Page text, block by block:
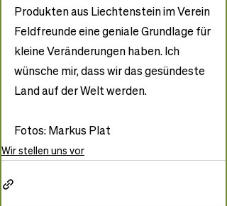
Produkten aus Liechtenstein im Verein
Feldfreunde eine geniale Grundlage für
kleine Veränderungen haben. Ich
wünsche mir, dass wir das gesündeste
Land auf der Welt werden.
Fotos: Markus Plat
Wir stellen uns vor